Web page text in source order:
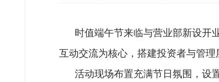
时值端午节来临与营业部新设开
互动交流为核心，搭建投资者与管
活动现场布置充满节日氛围，设